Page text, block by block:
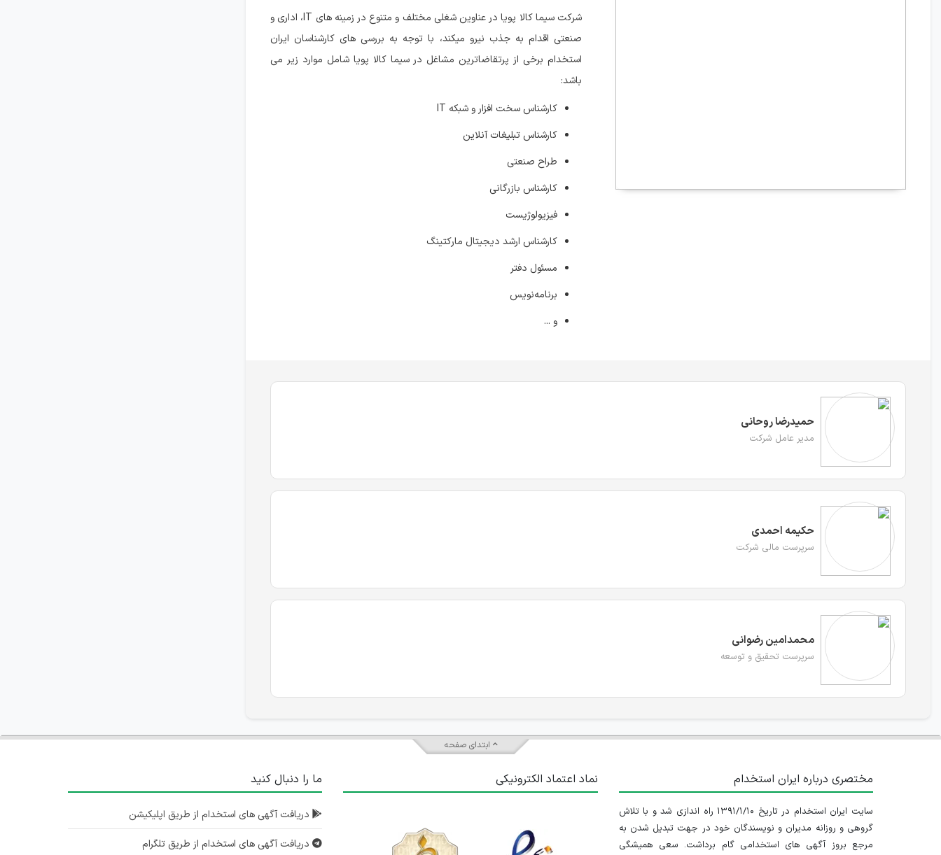
شرکت سیما کالا پویا در عناوین شغلی مختلف و متنوع در زمینه های IT، اداری و
صنعتی اقدام به جذب نیرو میکند، با توجه به بررسی های کارشناسان ایران
استخدام برخی از پرتقاضاترین مشاغل در سیما کالا پویا شامل موارد زیر می
باشد:
کارشناس سخت افزار و شبکه IT
کارشناس تبلیغات آنلاین
طراح صنعتی
کارشناس بازرگانی
فیزیولوژیست
کارشناس ارشد دیجیتال مارکتینگ
مسئول دفتر
برنامه‌نویس
و ...
حمیدرضا روحانی
مدیر عامل شرکت
حکیمه احمدی
سرپرست مالی شرکت
محمدامین رضوانی
سرپرست تحقیق و توسعه
ابتدای صفحه
مختصری درباره ایران استخدام
سایت ایران استخدام در تاریخ ۱۳۹۱/۱/۱۰ راه اندازی شد و با تلاش
گروهی و روزانه مدیران و نویسندگان خود در جهت تبدیل شدن به
مرجع بروز آگهی های استخدامی گام برداشت. سعی همیشگی
نماد اعتماد الکترونیکی ما را دنبال کنید
دریافت آگهی های استخدام از طریق اپلیکیشن
دریافت آگهی های استخدام از طریق تلگرام